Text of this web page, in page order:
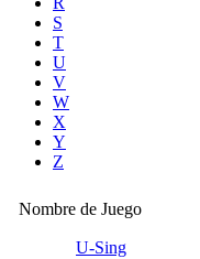
S
T
U
V
W
X
Y
Z
Nombre de Juego
U-Sing